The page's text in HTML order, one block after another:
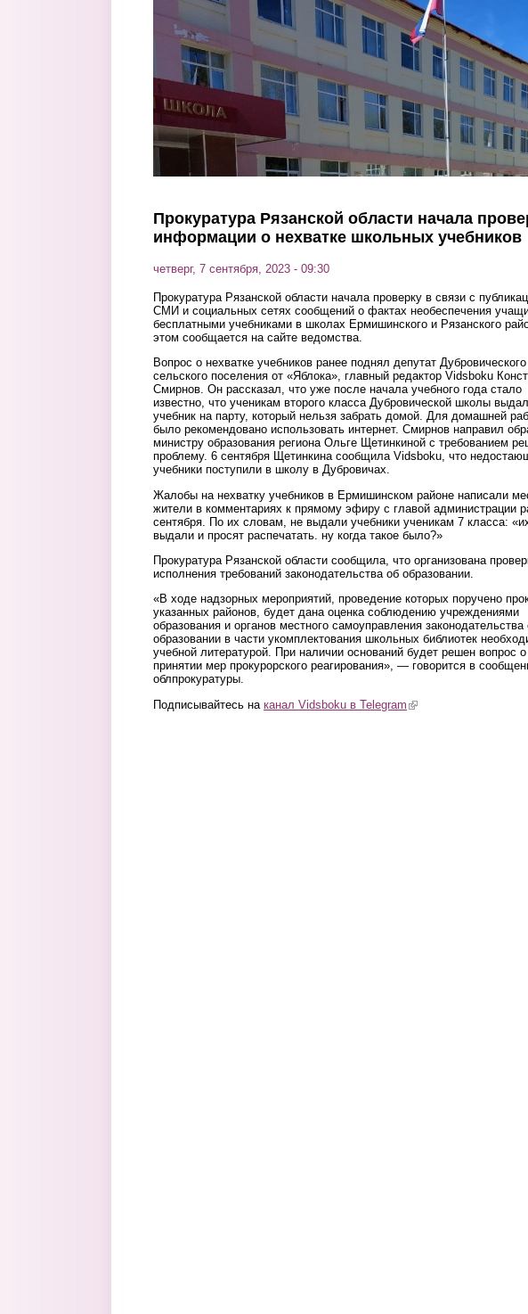
Прокуратура Рязанской области начала
информации о нехватке школьных учебников
четверг, 7 сентября, 2023 - 09:30
Прокуратура Рязанской области начала проверку в связи с
СМИ и социальных сетях сообщений о фактах необеспечения
бесплатными учебниками в школах Ермишинского и Рязанского
этом сообщается на сайте ведомства.
Вопрос о нехватке учебников ранее поднял депутат Дубровического
сельского поселения от «Яблока», главный редактор Vidsboku
Смирнов. Он рассказал, что уже после начала учебного года стало
известно, что ученикам второго класса Дубровической школы
учебник на парту, который нельзя забрать домой. Для домашней
было рекомендовано использовать интернет. Смирнов направил
министру образования региона Ольге Щетинкиной с требованием
проблему. 6 сентября Щетинкина сообщила Vidsboku, что
учебники поступили в школу в Дубровичах.
Жалобы на нехватку учебников в Ермишинском районе написали
жители в комментариях к прямому эфиру с главой администрации
сентября. По их словам, не выдали учебники ученикам 7 класса:
выдали и просят распечатать. ну когда такое было?»
Прокуратура Рязанской области сообщила, что организована
исполнения требований законодательства об образовании.
«В ходе надзорных мероприятий, проведение которых поручено
указанных районов, будет дана оценка соблюдению учреждениями
образования и органов местного самоуправления законодательства
образовании в части укомплектования школьных библиотек
учебной литературой. При наличии оснований будет решен вопрос о
принятии мер прокурорского реагирования», — говорится в
облпрокуратуры.
Подписывайтесь на канал Vidsboku в Telegram (link is external)